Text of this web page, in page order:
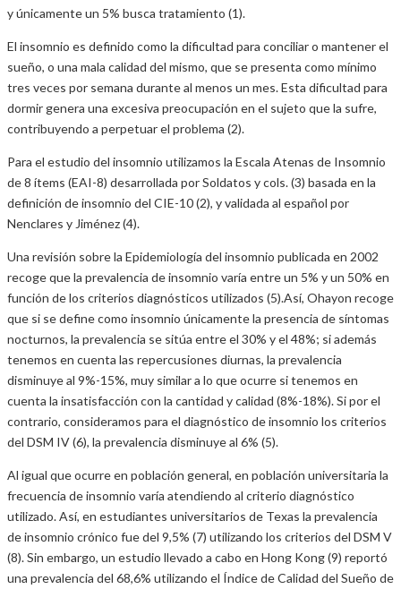
y únicamente un 5% busca tratamiento (1).
El insomnio es definido como la dificultad para conciliar o mantener el
sueño, o una mala calidad del mismo, que se presenta como mínimo
tres veces por semana durante al menos un mes. Esta dificultad para
dormir genera una excesiva preocupación en el sujeto que la sufre,
contribuyendo a perpetuar el problema (2).
Para el estudio del insomnio utilizamos la Escala Atenas de Insomnio
de 8 ítems (EAI-8) desarrollada por Soldatos y cols. (3) basada en la
definición de insomnio del CIE-10 (2), y validada al español por
Nenclares y Jiménez (4).
Una revisión sobre la Epidemiología del insomnio publicada en 2002
recoge que la prevalencia de insomnio varía entre un 5% y un 50% en
función de los criterios diagnósticos utilizados (5).Así, Ohayon recoge
que si se define como insomnio únicamente la presencia de síntomas
nocturnos, la prevalencia se sitúa entre el 30% y el 48%; si además
tenemos en cuenta las repercusiones diurnas, la prevalencia
disminuye al 9%-15%, muy similar a lo que ocurre si tenemos en
cuenta la insatisfacción con la cantidad y calidad (8%-18%). Si por el
contrario, consideramos para el diagnóstico de insomnio los criterios
del DSM IV (6), la prevalencia disminuye al 6% (5).
Al igual que ocurre en población general, en población universitaria la
frecuencia de insomnio varía atendiendo al criterio diagnóstico
utilizado. Así, en estudiantes universitarios de Texas la prevalencia
de insomnio crónico fue del 9,5% (7) utilizando los criterios del DSM V
(8). Sin embargo, un estudio llevado a cabo en Hong Kong (9) reportó
una prevalencia del 68,6% utilizando el Índice de Calidad del Sueño de